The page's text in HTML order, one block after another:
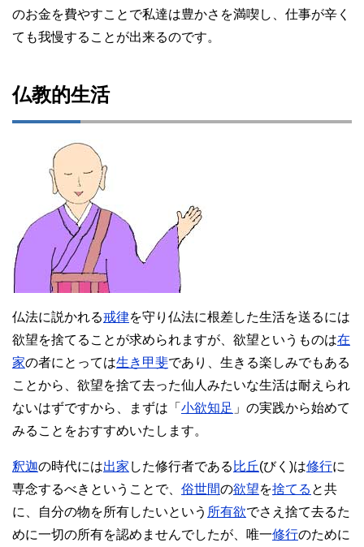
のお金を費やすことで私達は豊かさを満喫し、仕事が辛く
ても我慢することが出来るのです。
仏教的生活
仏法に説かれる戒律を守り仏法に根差した生活を送るには
欲望を捨てることが求められますが、欲望というものは在
家の者にとっては生き甲斐であり、生きる楽しみでもある
ことから、欲望を捨て去った仙人みたいな生活は耐えられ
ないはずですから、まずは「 小欲知足 」の実践から始めて
みることをおすすめいたします。
釈迦の時代には出家 した修行者である 比丘(びく)は修行に
専念するべきということで、 俗世間の欲望を捨てる と共
に、自分の物を所有したいという 所有欲でさえ捨て去るた
めに一切の所有を認めませんでしたが、唯一修行のために